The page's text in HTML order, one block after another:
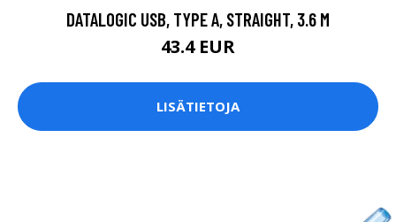
DATALOGIC USB, TYPE A, STRAIGHT, 3.6 M
43.4 EUR
LISÄTIETOJA